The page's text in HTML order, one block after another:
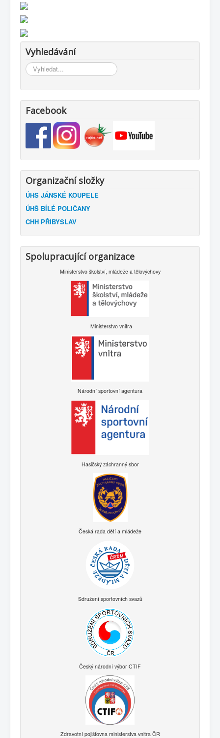
Vyhledávání
Vyhledávání...
Facebook
Organizační složky
ÚHŠ JÁNSKÉ KOUPELE
ÚHŠ BÍLÉ POLIČANY
CHH PŘIBYSLAV
Spolupracující organizace
Ministerstvo školství, mládeže a tělovýchovy
Ministerstvo vnitra
Národní sportovní agentura
Hasičský záchranný sbor
Česká rada dětí a mládeže
Sdružení sportovních svazů
Český národní výbor CTIF
Zdravotní pojišťovna ministerstva vnitra ČR